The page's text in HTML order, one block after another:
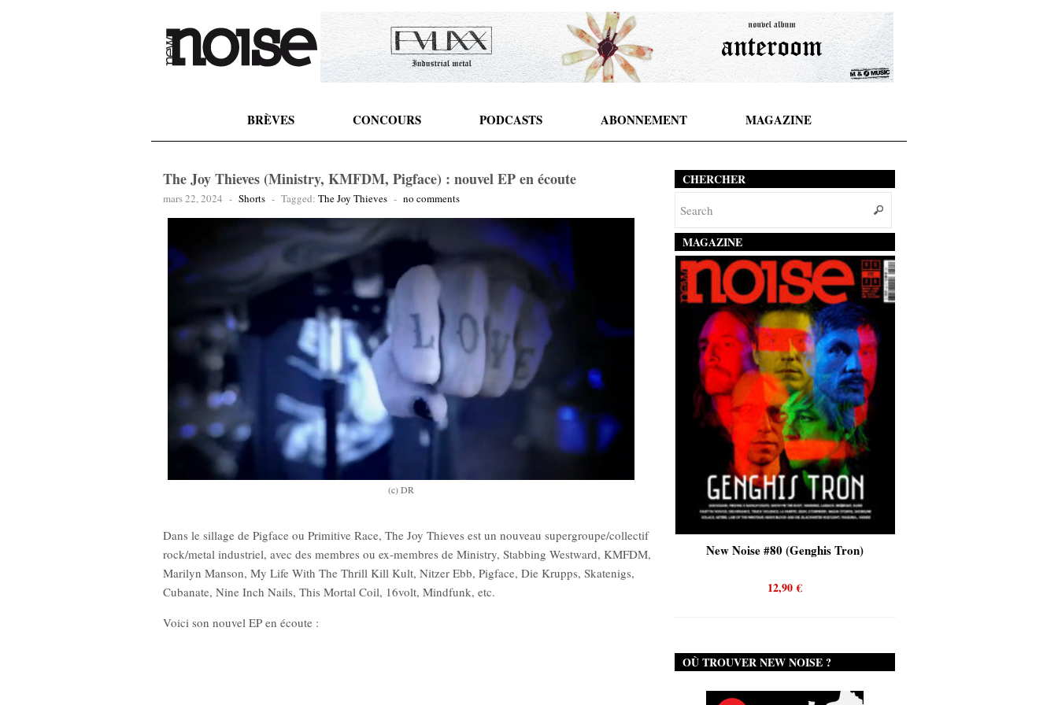
BRÈVES CONCOURS PODCASTS ABONNEMENT MAGAZINE
The Joy Thieves (Ministry, KMFDM, Pigface) : nouvel EP en écoute
mars 22, 2024 - Shorts - Tagged: The Joy Thieves - no comments
(c) DR
Dans le sillage de Pigface ou Primitive Race, The Joy Thieves est un nouveau supergroupe/collectif
rock/metal industriel, avec des membres ou ex-membres de Ministry, Stabbing Westward, KMFDM,
Marilyn Manson, My Life With The Thrill Kill Kult, Nitzer Ebb, Pigface, Die Krupps, Skatenigs,
Cubanate, Nine Inch Nails, This Mortal Coil, 16volt, Mindfunk, etc.
Voici son nouvel EP en écoute :
CHERCHER
MAGAZINE
New Noise #79 (Neurosis)
12,90€
New Noise #80 (Genghis Tron) New Noise #80 (Quicksand)
OÙ TROUVER NEW NOISE ?